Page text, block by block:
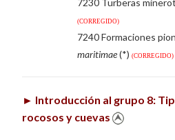
7230 Turberas
(CORREGIDO)
7240 Formaciones
maritimae(*) (CORREGIDO)
► Introducción al grupo 8:
rocosos y cuevas